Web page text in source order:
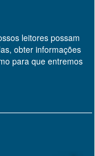
leitores possam
obter informações
para que entremos